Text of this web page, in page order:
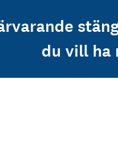
du vill ha